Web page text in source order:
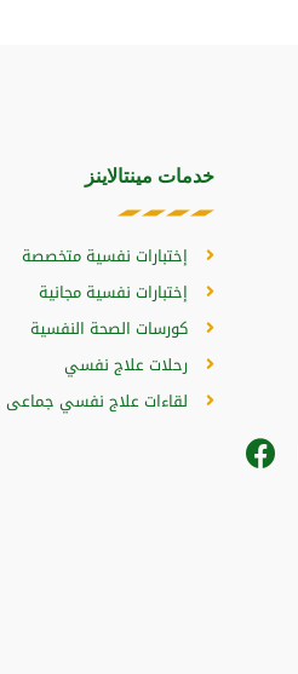
خدمات مينتالاينز
إختبارات نفسية متخصصة
إختبارات نفسية مجانية
كورسات الصحة النفسية
رحلات علاج نفسي
لقاءات علاج نفسي جماعى